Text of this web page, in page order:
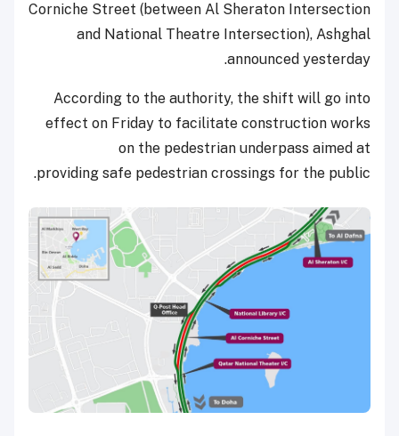
Corniche Street (between Al Sheraton Intersection
and National Theatre Intersection), Ashghal
announced yesterday.
According to the authority, the shift will go into
effect on Friday to facilitate construction works
on the pedestrian underpass aimed at
providing safe pedestrian crossings for the public.